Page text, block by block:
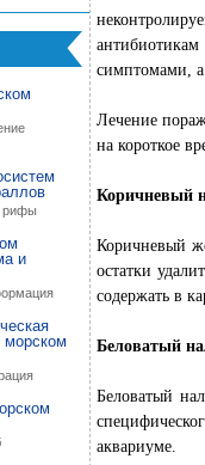
рифы
и
симптомами,
Лечение
на короткое
Коричневый
Коричневый
остатки
содержать в
Беловатый
Беловатый
аквариуме.